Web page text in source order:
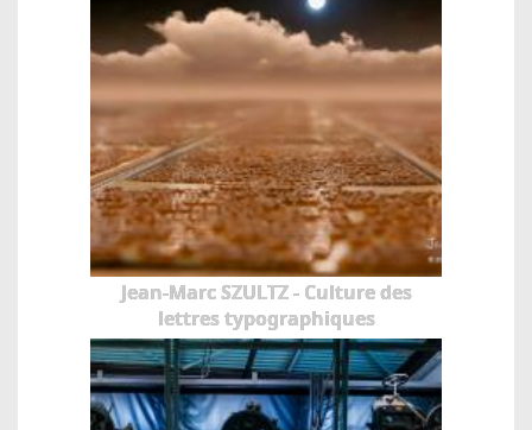
Jean-Marc SZULTZ - Culture des
lettres typographiques